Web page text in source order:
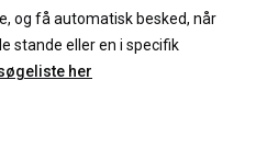
og få automatisk besked, når
stande eller en i specifik
her